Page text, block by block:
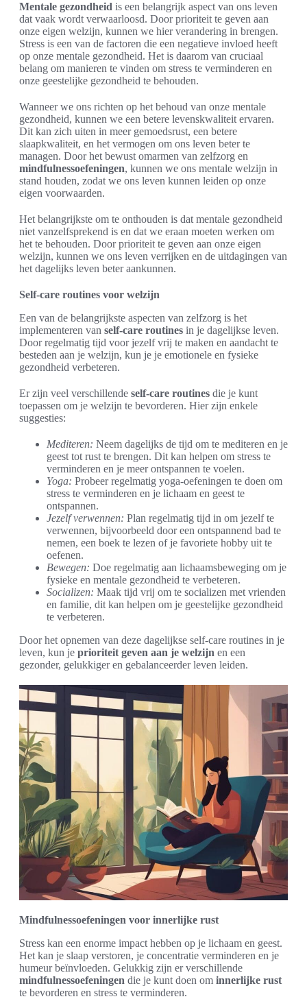
Mentale gezondheid is een belangrijk aspect van ons leven
dat vaak wordt verwaarloosd. Door prioriteit te geven aan
onze eigen welzijn, kunnen we hier verandering in brengen.
Stress is een van de factoren die een negatieve invloed heeft
op onze mentale gezondheid. Het is daarom van cruciaal
belang om manieren te vinden om stress te verminderen en
onze geestelijke gezondheid te behouden.
Wanneer we ons richten op het behoud van onze mentale
gezondheid, kunnen we een betere levenskwaliteit ervaren.
Dit kan zich uiten in meer gemoedsrust, een betere
slaapkwaliteit, en het vermogen om ons leven beter te
managen. Door het bewust omarmen van zelfzorg en
mindfulnessoefeningen, kunnen we ons mentale welzijn in
stand houden, zodat we ons leven kunnen leiden op onze
eigen voorwaarden.
Het belangrijkste om te onthouden is dat mentale gezondheid
niet vanzelfsprekend is en dat we eraan moeten werken om
het te behouden. Door prioriteit te geven aan onze eigen
welzijn, kunnen we ons leven verrijken en de uitdagingen van
het dagelijks leven beter aankunnen.
Self-care routines voor welzijn
Een van de belangrijkste aspecten van zelfzorg is het
implementeren van self-care routines in je dagelijkse leven.
Door regelmatig tijd voor jezelf vrij te maken en aandacht te
besteden aan je welzijn, kun je je emotionele en fysieke
gezondheid verbeteren.
Er zijn veel verschillende self-care routines die je kunt
toepassen om je welzijn te bevorderen. Hier zijn enkele
suggesties:
Mediteren: Neem dagelijks de tijd om te mediteren en je
geest tot rust te brengen. Dit kan helpen om stress te
verminderen en je meer ontspannen te voelen.
Yoga: Probeer regelmatig yoga-oefeningen te doen om
stress te verminderen en je lichaam en geest te
ontspannen.
Jezelf verwennen: Plan regelmatig tijd in om jezelf te
verwennen, bijvoorbeeld door een ontspannend bad te
nemen, een boek te lezen of je favoriete hobby uit te
oefenen.
Bewegen: Doe regelmatig aan lichaamsbeweging om je
fysieke en mentale gezondheid te verbeteren.
Socializen: Maak tijd vrij om te socializen met vrienden
en familie, dit kan helpen om je geestelijke gezondheid
te verbeteren.
Door het opnemen van deze dagelijkse self-care routines in je
leven, kun je prioriteit geven aan je welzijn en een
gezonder, gelukkiger en gebalanceerder leven leiden.
Mindfulnessoefeningen voor innerlijke rust
Stress kan een enorme impact hebben op je lichaam en geest.
Het kan je slaap verstoren, je concentratie verminderen en je
humeur beïnvloeden. Gelukkig zijn er verschillende
mindfulnessoefeningen die je kunt doen om innerlijke rust
te bevorderen en stress te verminderen.